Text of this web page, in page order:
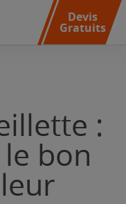
Devis
Gratuits
:
bon